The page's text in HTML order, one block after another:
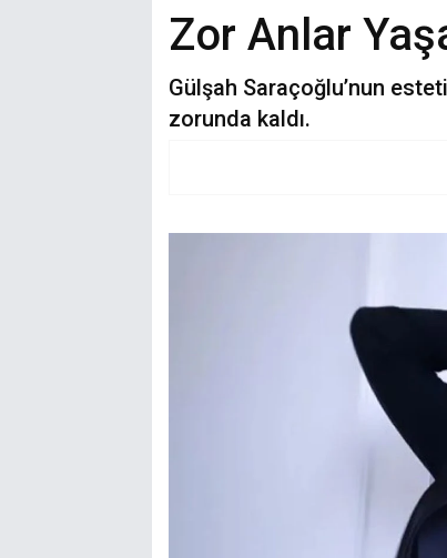
Zor Anlar
Gülşah Saraçoğlu’nun
zorunda kaldı.